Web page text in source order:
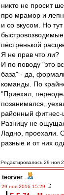
никто не просит
про мрамор и
и со вкусом. Но
пёстренькой
Я не прав что ли?
И по поводу "это
база" - да,
команды. По
"Приехал,
позанимался,
районный фитнес-
Разницу не
Ладно, проехали.
разные и от них
Редактировалось 29 ноя
teorver -
29 ноя 2016 15:29